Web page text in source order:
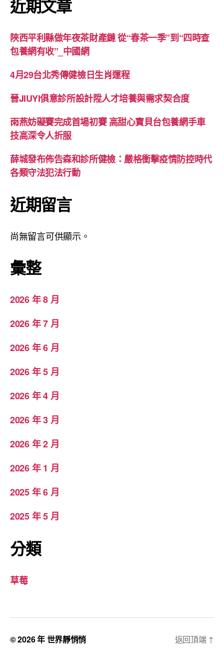
近期文章
陜西平利縣做年夜茶財產鏈 從“春茶一季”到“四時查
包養網有收”_中國網
4月29台北秀傳健檢日生肖運程
晉JIUYI俱意診所設計陞人才培養與需求契合度
雨燕妨礙賽完成首場初賽 高甜心寶貝台包養網手車
技高深令人折服
薛城發布佈告森和診所健檢：嚴格衝擊疫情防控時代
各類守法犯法行動
近期留言
尚無留言可供顯示。
彙整
2026 年 8 月
2026 年 7 月
2026 年 6 月
2026 年 5 月
2026 年 4 月
2026 年 3 月
2026 年 2 月
2026 年 1 月
2025 年 6 月
2025 年 5 月
分類
草莓
© 2026 年世界靜悄悄 返回頂端 ↑